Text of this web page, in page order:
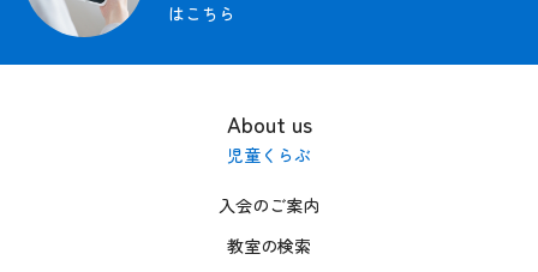
はこちら
About us
児童くらぶ
入会のご案内
教室の検索